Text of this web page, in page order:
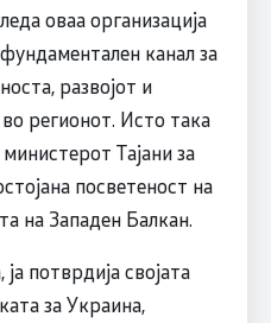
оваа организација
канал за
развојот и
регионот. Исто така
Тајани за
посветеност на
на Западен Балкан.
потврдија својата
за Украина,